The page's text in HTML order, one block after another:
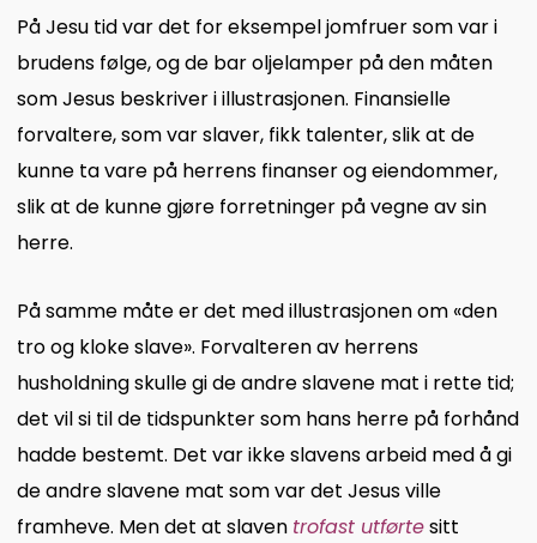
På Jesu tid var det for eksempel jomfruer som var i
brudens følge, og de bar oljelamper på den måten
som Jesus beskriver i illustrasjonen. Finansielle
forvaltere, som var slaver, fikk talenter, slik at de
kunne ta vare på herrens finanser og eiendommer,
slik at de kunne gjøre forretninger på vegne av sin
herre.
På samme måte er det med illustrasjonen om «den
tro og kloke slave». Forvalteren av herrens
husholdning skulle gi de andre slavene mat i rette tid;
det vil si til de tidspunkter som hans herre på forhånd
hadde bestemt. Det var ikke slavens arbeid med å gi
de andre slavene mat som var det Jesus ville
framheve. Men det at slaven trofast utførtesitt